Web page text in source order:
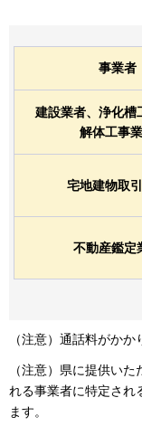
事業者
建設業者、浄化槽
解体工事
宅地建物取
不動産鑑定
（注意）通話料がかか
（注意）県に提供い
れる事業者に特定され
ます。